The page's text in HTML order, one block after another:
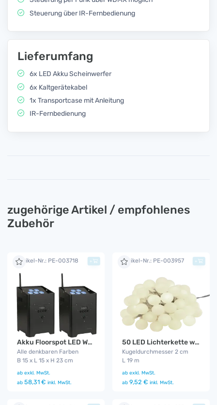
Steuerung über IR-Fernbedienung
Lieferumfang
6x LED Akku Scheinwerfer
6x Kaltgerätekabel
1x Transportcase mit Anleitung
IR-Fernbedienung
zugehörige Artikel / empfohlenes
Zubehör
Artikel-Nr.: PE-003718
Akku Floorspot LED WDMX 2er Set
Alle denkbaren Farben
B 15 x L 15 x H 23 cm
ab exkl. MwSt.
ab 58,31 € inkl. MwSt.
+ Artikel-Nr.: PE-003957
50 LED Lichterkette warm - weiß
Kugeldurchmesser 2 cm
L 19 m
ab exkl. MwSt.
ab 9,52 € inkl. MwSt.
+